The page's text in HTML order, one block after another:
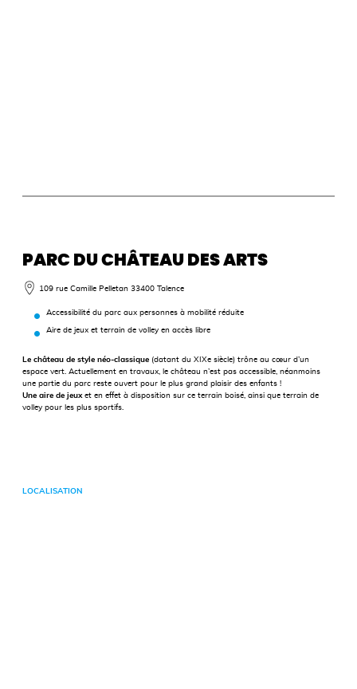
PARC DU CHÂTEAU DES ARTS
109 rue Camille Pelletan 33400 Talence
Accessibilité du parc aux personnes à mobilité réduite
Aire de jeux et terrain de volley en accès libre
Le château de style néo-classique (datant du XIXe siècle) trône au cœur d’un
espace vert. Actuellement en travaux, le château n’est pas accessible, néanmoins
une partie du parc reste ouvert pour le plus grand plaisir des enfants !
Une aire de jeuxet en effet à disposition sur ce terrain boisé, ainsi que terrain de
volley pour les plus sportifs.
LOCALISATION